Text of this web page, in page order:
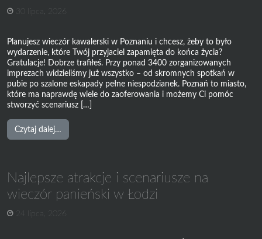
na
kawalerski
w
Łodzi
30 lipca, 2026
Planujesz wieczór kawalerski w Poznaniu i chcesz, żeby to było
wydarzenie, które Twój przyjaciel zapamięta do końca życia?
Gratulacje! Dobrze trafiłeś. Przy ponad 3400 zorganizowanych
imprezach widzieliśmy już wszystko – od skromnych spotkań w
pubie po szalone eskapady pełne niespodzianek. Poznań to miasto,
które ma naprawdę wiele do zaoferowania i możemy Ci pomóc
stworzyć scenariusz […]
Czytaj dalej…
Wieczór
–
Sprawdzone
dla
Najlepsze atrakcje i scenariusze na
wieczór panieński w Łodzi
24 lipca, 2026